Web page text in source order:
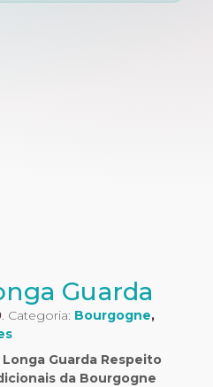
Guarda
. Categoria: Bourgogne,
Guarda Respeito
da Bourgogne